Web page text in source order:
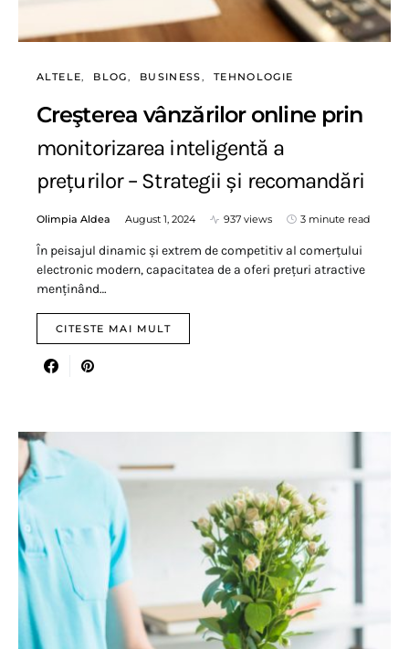
ALTELE BLOG BUSINESS TEHNOLOGIE
Creşterea vânzărilor online prin
monitorizarea inteligentă a
prețurilor – Strategii și recomandări
Olimpia Aldea August 1, 2024 937 views 3 minute read
În peisajul dinamic și extrem de competitiv al comerțului
electronic modern, capacitatea de a oferi prețuri atractive
menținând…
CITESTE MAI MULT